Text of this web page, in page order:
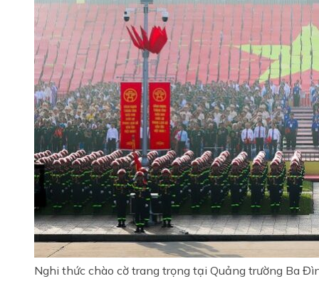
Nghi thức chào cờ trang trọng tại Quảng trường Ba